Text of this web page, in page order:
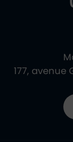
177, avenue